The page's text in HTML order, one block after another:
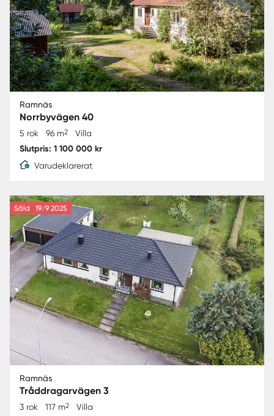
Ramnäs
Norrbyvägen 40
5 rok 96 m2 Villa
Slutpris: 1 100 000 kr
Varudeklarerat
Såld 19/9 2025
Ramnäs
Tråddragarvägen 3
3 rok 117 m2 Villa